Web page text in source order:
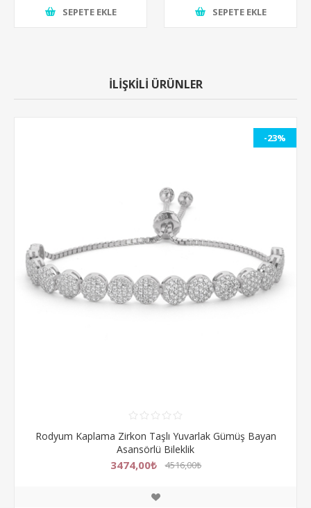
SEPETE EKLE SEPETE EKLE
İLİŞKİLİ ÜRÜNLER
-23%
Rodyum Kaplama Zirkon Taşlı Yuvarlak Gümüş Bayan
Asansörlü Bileklik
3474,00₺ 4516,00₺